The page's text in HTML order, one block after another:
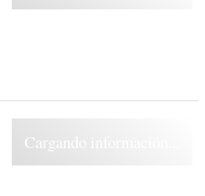
Cargando información...